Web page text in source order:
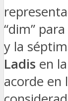
“dim”
y la
Ladis en
acorde en